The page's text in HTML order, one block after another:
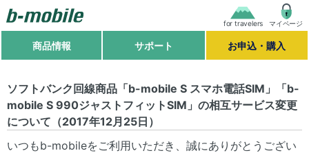
for travelers マイページ
商品情報 サポート お申込・購入
ソフトバンク回線商品「b-mobile S スマホ電話SIM」「b-
mobile S 990ジャストフィットSIM」の相互サービス変更
について（2017年12月25日）
いつもb-mobileをご利用いただき、誠にありがとうござい